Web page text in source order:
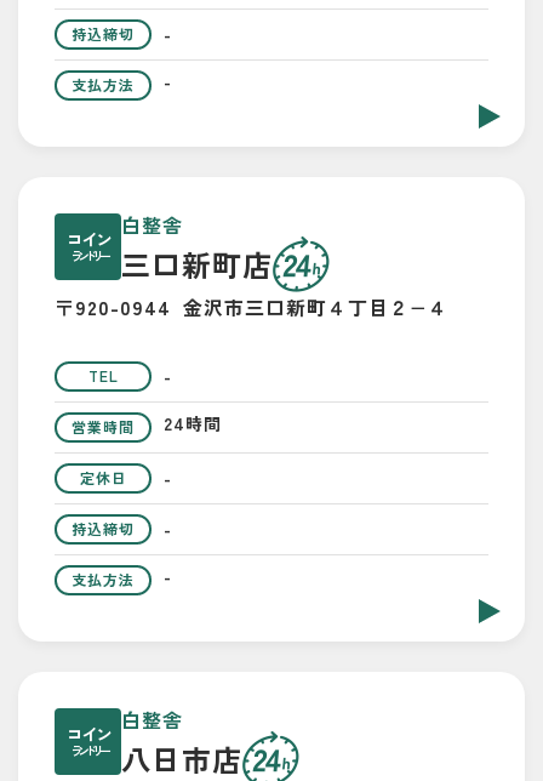
持込締切 -
支払方法 -
コイン
ランドリー
白整舎
三口新町店
〒920-0944 金沢市三口新町４丁目２−４
TEL -
営業時間 24時間
定休日 -
持込締切 -
支払方法 -
コイン
ランドリー
白整舎
八日市店